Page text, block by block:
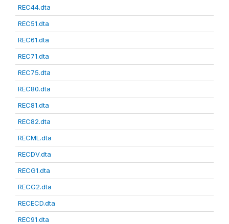
REC44.dta
REC51.dta
REC61.dta
REC71.dta
REC75.dta
REC80.dta
REC81.dta
REC82.dta
RECML.dta
RECDV.dta
RECG1.dta
RECG2.dta
RECECD.dta
REC91.dta